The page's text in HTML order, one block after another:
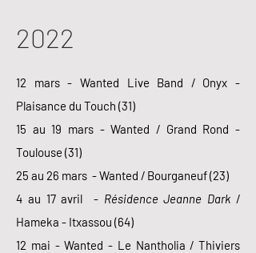
2022
12 mars - Wanted Live Band / Onyx -
Plaisance du Touch (31)
15 au 19 mars - Wanted / Grand Rond -
Toulouse (31)
25 au 26 mars - Wanted / Bourganeuf (23)
4 au 17 avril - Résidence Jeanne Dark /
Hameka - Itxassou (64)
12 mai - Wanted - Le Nantholia / Thiviers